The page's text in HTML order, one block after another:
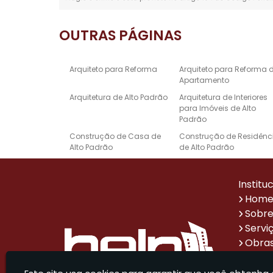
OUTRAS PÁGINAS
Arquiteto para Reforma
Arquiteto para Reforma
Apartamento
Arquitetura de Alto Padrão
Arquitetura de Interiores
para Imóveis de Alto
Padrão
Construção de Casa de
Alto Padrão
Construção de
de Alto Padrão
Casas de Alto Padrão
Padrão
Reforma de Escritório
Sistema de Automação
Empresa de Reformas
Home